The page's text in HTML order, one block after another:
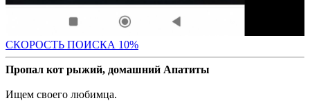
СКОРОСТЬ ПОИСКА 10%
Пропал кот рыжий, домашний Апатиты
Ищем своего любимца.